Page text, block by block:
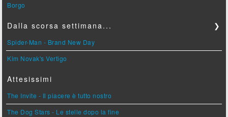
Borgo
Dalla scorsa settimana... ❯
Spider-Man - Brand New Day
Kim Novak's Vertigo
Attesissimi
The Invite - Il piacere è tutto nostro
The Dog Stars - Le stelle dopo la fine